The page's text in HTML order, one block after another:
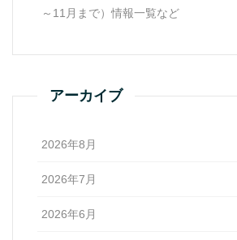
～11月まで）情報一覧など
アーカイブ
2026年8月
2026年7月
2026年6月